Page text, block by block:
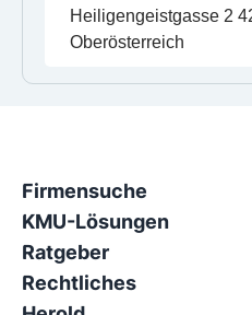
Heiligengeistgasse 2
Oberösterreich
Firmensuche
KMU-Lösungen
Ratgeber
Rechtliches